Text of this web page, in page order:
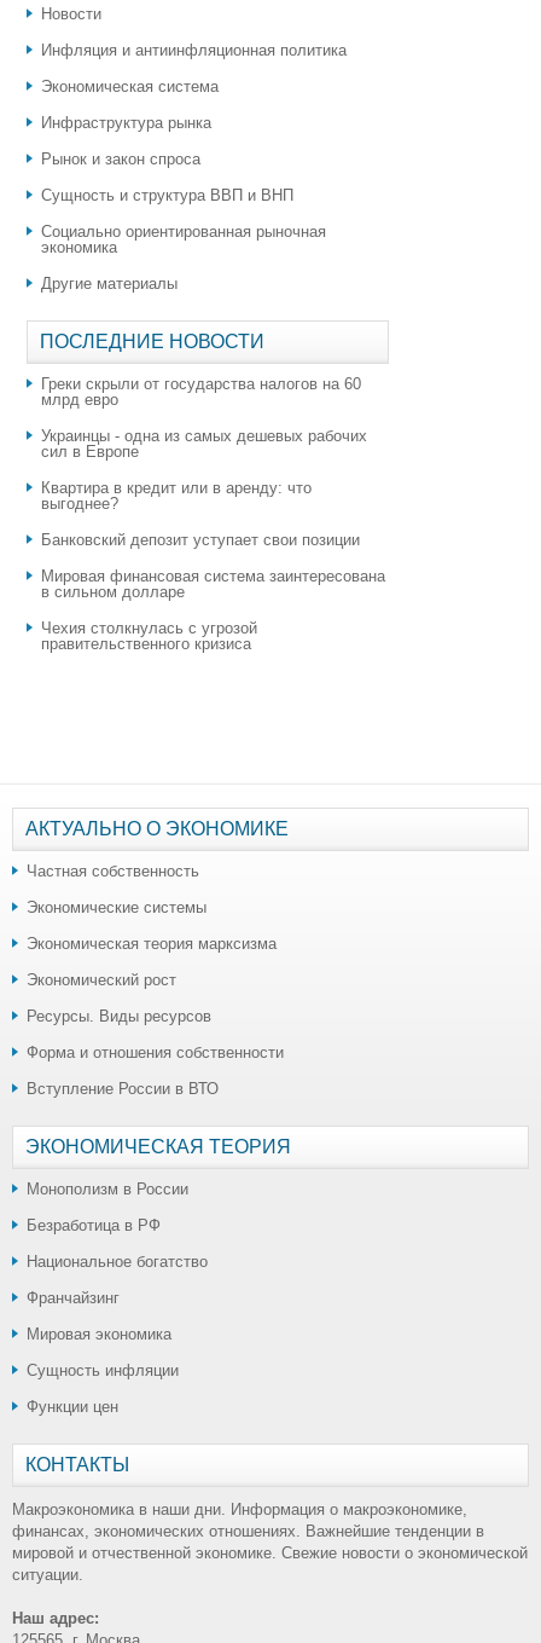
Новости
Инфляция и антиинфляционная политика
Экономическая система
Инфраструктура рынка
Рынок и закон спроса
Сущность и структура ВВП и ВНП
Социально ориентированная рыночная
экономика
Другие материалы
ПОСЛЕДНИЕ НОВОСТИ
Греки скрыли от государства налогов на 60
млрд евро
Украинцы - одна из самых дешевых рабочих
сил в Европе
Квартира в кредит или в аренду: что
выгоднее?
​Банковский депозит уступает свои позиции
Мировая финансовая система заинтересована
в сильном долларе
Чехия столкнулась с угрозой
правительственного кризиса
АКТУАЛЬНО О ЭКОНОМИКЕ
Частная собственность
Экономические системы
Экономическая теория марксизма
Экономический рост
Ресурсы. Виды ресурсов
Форма и отношения собственности
Вступление России в ВТО
ЭКОНОМИЧЕСКАЯ ТЕОРИЯ
Монополизм в России
Безработица в РФ
Национальное богатство
Франчайзинг
Мировая экономика
Сущность инфляции
Функции цен
КОНТАКТЫ
Макроэкономика в наши дни. Информация о макроэкономике,
финансах, экономических отношениях. Важнейшие тенденции в
мировой и отчественной экономике. Свежие новости о экономической
ситуации.
Наш адрес: